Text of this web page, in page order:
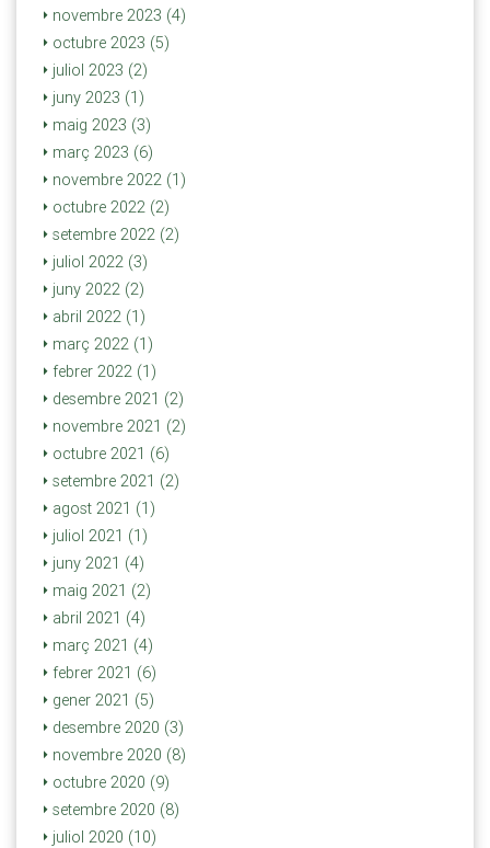
novembre 2023 (4)
octubre 2023 (5)
juliol 2023 (2)
juny 2023 (1)
maig 2023 (3)
març 2023 (6)
novembre 2022 (1)
octubre 2022 (2)
setembre 2022 (2)
juliol 2022 (3)
juny 2022 (2)
abril 2022 (1)
març 2022 (1)
febrer 2022 (1)
desembre 2021 (2)
novembre 2021 (2)
octubre 2021 (6)
setembre 2021 (2)
agost 2021 (1)
juliol 2021 (1)
juny 2021 (4)
maig 2021 (2)
abril 2021 (4)
març 2021 (4)
febrer 2021 (6)
gener 2021 (5)
desembre 2020 (3)
novembre 2020 (8)
octubre 2020 (9)
setembre 2020 (8)
juliol 2020 (10)